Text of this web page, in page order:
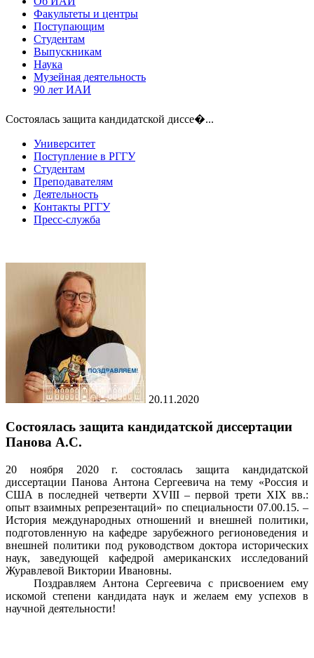
Факультеты и центры
Поступающим
Студентам
Выпускникам
Наука
Музейная деятельность
90 лет ИАИ
Состоялась защита кандидатской диссе�...
Университет
Поступление в РГГУ
Студентам
Преподавателям
Деятельность
Контакты РГГУ
Пресс-служба
20.11.2020
Состоялась защита кандидатской диссертации
Панова А.С.
20 ноября 2020 г. состоялась защита кандидатской
диссертации Панова Антона Сергеевича на тему «Россия и
США в последней четверти XVIII – первой трети XIX вв.:
опыт взаимных репрезентаций» по специальности 07.00.15. –
История международных отношений и внешней политики,
подготовленную на кафедре зарубежного регионоведения и
внешней политики под руководством доктора исторических
наук, заведующей кафедрой американских исследований
Журавлевой Виктории Ивановны.
Поздравляем Антона Сергеевича с присвоением ему
искомой степени кандидата наук и желаем ему успехов в
научной деятельности!